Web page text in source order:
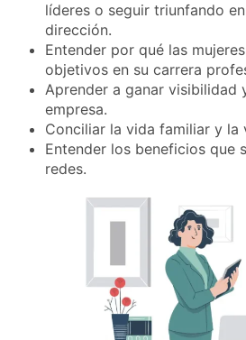
líderes o seguir triunfando
dirección.
Entender por qué las
objetivos en su carrera
Aprender a ganar visibilidad
empresa.
Conciliar la vida familiar y la
Entender los beneficios que
redes.